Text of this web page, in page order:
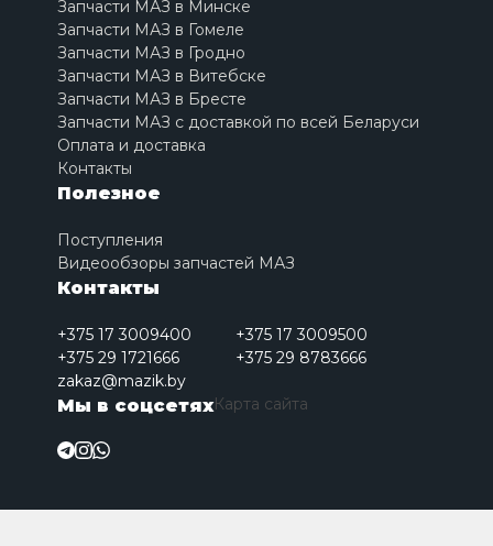
Запчасти МАЗ в Минске
Запчасти МАЗ в Гомеле
Запчасти МАЗ в Гродно
Запчасти МАЗ в Витебске
Запчасти МАЗ в Бресте
Запчасти МАЗ с доставкой по всей Беларуси
Оплата и доставка
Контакты
Полезное
Поступления
Видеообзоры запчастей МАЗ
Контакты
+375 17 3009400
+375 17 3009500
+375 29 1721666
+375 29 8783666
zakaz@mazik.by
Мы в соцсетяхКарта сайта